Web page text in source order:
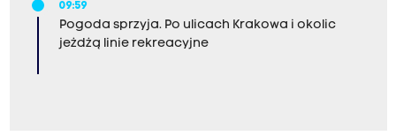
09:59
Pogoda sprzyja. Po ulicach Krakowa i okolic
jeżdżą linie rekreacyjne